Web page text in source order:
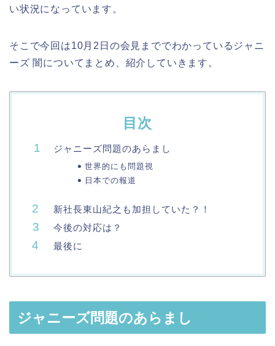
い状況になっています。
そこで今回は10月2日の会見まででわかっているジャニ
ーズ 闇についてまとめ、紹介していきます。
目次
ジャニーズ問題のあらまし
世界的にも問題視
日本での報道
新社長東山紀之も加担していた？！
今後の対応は？
最後に
ジャニーズ問題のあらまし